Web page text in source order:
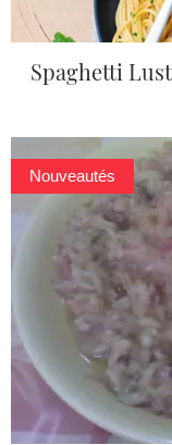
Spaghetti
Nouveautés